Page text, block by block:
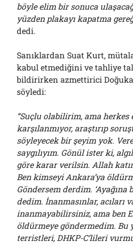
böyle elim bir sonuca
yüzden plakayı kapatma
dedi.
Sanıklardan Suat Kurt,
kabul etmediğini ve tahliye
bildirirken azmettirici
söyledi:
“Suçlu olabilirim, ama
karşılanmıyor, araştırıp
söyleyecek bir şeyim yok.
saygılıyım. Gönül ister ki,
göre karar verilsin. Allah
Ben kimseyi Ankara’ya
Göndersem derdim. ‘Ayağına
dedim. İnanmasınlar, acıları
inanmayabilirsiniz, ama ben
öldürmeye göndermedim. Bu
terristleri, DHKP-C’lileri